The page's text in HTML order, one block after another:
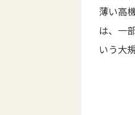
薄い高
は、一
いう大